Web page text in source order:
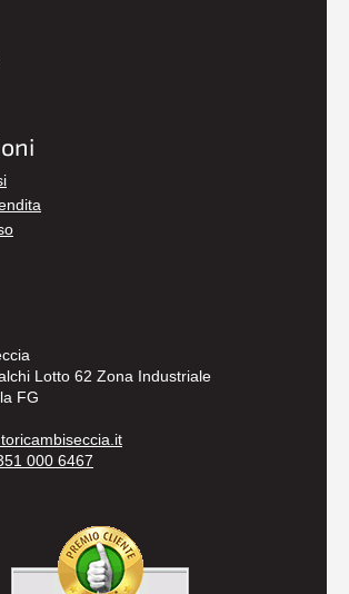
Lotto 62 Zona Industriale
FG
000 6467